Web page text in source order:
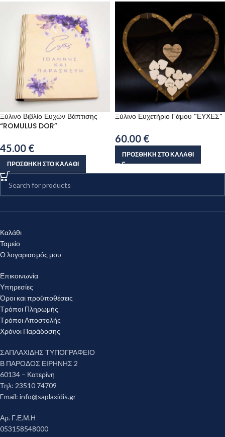
Ξύλινο Βιβλίο Ευχών Βάπτισης
“ROMULUS DOR”
45.00 €
ΠΡΟΣΘΉΚΗ ΣΤΟ ΚΑΛΆΘΙ
Ξύλινο Ευχετήριο Γάμου “ΕΥΧΕΣ”
60.00 €
ΠΡΟΣΘΉΚΗ ΣΤΟ ΚΑΛΆΘΙ
Καλάθι
Ταμείο
Ο λογαριασμός μου
Επικοινωνία
Υπηρεσίες
Όροι και προϋποθέσεις
Τρόποι Πληρωμής
Τρόποι Αποστολής
Χρόνοι Παράδοσης
ΣΑΠΛΑΧΙΔΗΣ ΤΥΠΟΓΡΑΦΕΙΟ
Β ΠΑΡΟΔΟΣ ΕΙΡΗΝΗΣ 2
60134 – Κατερίνη
Τηλ: 23510 74709
Email: info@saplaxidis.gr
Αρ. Γ.Ε.Μ.Η
053158548000